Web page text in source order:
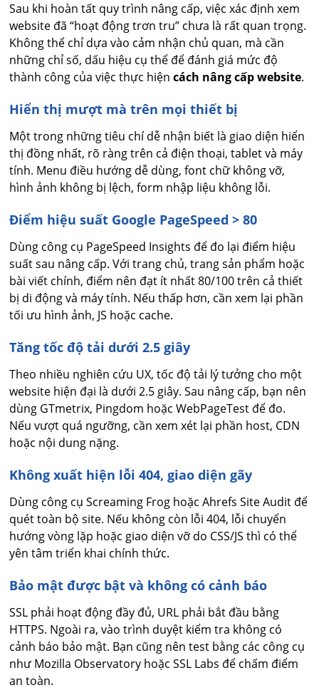
Sau khi hoàn tất quy trình nâng cấp, việc xác định xem
website đã “hoạt động trơn tru” chưa là rất quan trọng.
Không thể chỉ dựa vào cảm nhận chủ quan, mà cần
những chỉ số, dấu hiệu cụ thể để đánh giá mức độ
thành công của việc thực hiệncách nâng cấp website.
Hiển thị mượt mà trên mọi thiết bị
Một trong những tiêu chí dễ nhận biết là giao diện hiển
thị đồng nhất, rõ ràng trên cả điện thoại, tablet và máy
tính. Menu điều hướng dễ dùng, font chữ không vỡ,
hình ảnh không bị lệch, form nhập liệu không lỗi.
Điểm hiệu suất Google PageSpeed > 80
Dùng công cụ PageSpeed Insights để đo lại điểm hiệu
suất sau nâng cấp. Với trang chủ, trang sản phẩm hoặc
bài viết chính, điểm nên đạt ít nhất 80/100 trên cả thiết
bị di động và máy tính. Nếu thấp hơn, cần xem lại phần
tối ưu hình ảnh, JS hoặc cache.
Tăng tốc độ tải dưới 2.5 giây
Theo nhiều nghiên cứu UX, tốc độ tải lý tưởng cho một
website hiện đại là dưới 2.5 giây. Sau nâng cấp, bạn nên
dùng GTmetrix, Pingdom hoặc WebPageTest để đo.
Nếu vượt quá ngưỡng, cần xem xét lại phần host, CDN
hoặc nội dung nặng.
Không xuất hiện lỗi 404, giao diện gãy
Dùng công cụ Screaming Frog hoặc Ahrefs Site Audit để
quét toàn bộ site. Nếu không còn lỗi 404, lỗi chuyển
hướng vòng lặp hoặc giao diện vỡ do CSS/JS thì có thể
yên tâm triển khai chính thức.
Bảo mật được bật và không có cảnh báo
SSL phải hoạt động đầy đủ, URL phải bắt đầu bằng
HTTPS. Ngoài ra, vào trình duyệt kiểm tra không có
cảnh báo bảo mật. Bạn cũng nên test bằng các công cụ
như Mozilla Observatory hoặc SSL Labs để chấm điểm
an toàn.